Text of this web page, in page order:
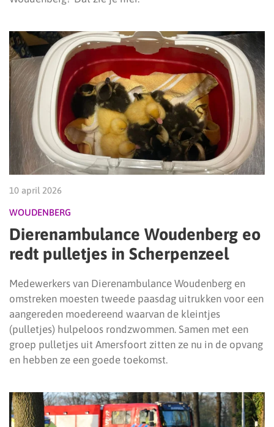
10 april 2026
WOUDENBERG
Dierenambulance Woudenberg eo
redt pulletjes in Scherpenzeel
Medewerkers van Dierenambulance Woudenberg en
omstreken moesten tweede paasdag uitrukken voor een
aangereden moedereend waarvan de kleintjes
(pulletjes) hulpeloos rondzwommen. Samen met een
groep pulletjes uit Amersfoort zitten ze nu in de opvang
en hebben ze een goede toekomst.